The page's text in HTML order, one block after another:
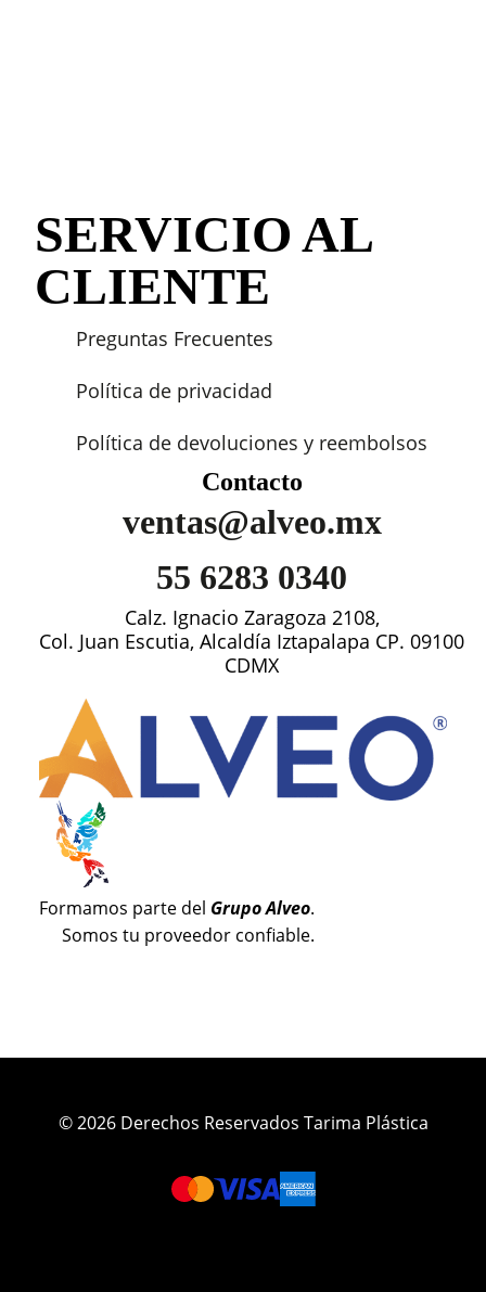
SERVICIO AL
CLIENTE
Preguntas Frecuentes
Política de privacidad
Política de devoluciones y reembolsos
Contacto
ventas@alveo.mx
55 6283 0340
Calz. Ignacio Zaragoza 2108,
Col. Juan Escutia, Alcaldía Iztapalapa CP. 09100
CDMX
Formamos parte del Grupo Alveo.
Somos tu proveedor confiable.
© 2026 Derechos Reservados Tarima Plástica